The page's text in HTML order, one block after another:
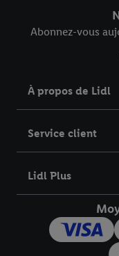
Abonnez-vous
À propos de Lidl
Service client
Lidl Plus